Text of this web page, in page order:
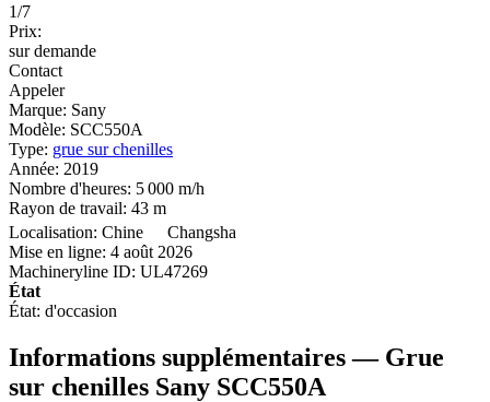
1/7
Prix:
sur demande
Contact
Appeler
Marque: Sany
Modèle: SCC550A
Type: grue sur chenilles
Année: 2019
Nombre d'heures: 5 000 m/h
Rayon de travail: 43 m
Localisation: Chine
Changsha
Mise en ligne: 4 août 2026
Machineryline ID: UL47269
État
État: d'occasion
Informations supplémentaires — Grue
sur chenilles Sany SCC550A